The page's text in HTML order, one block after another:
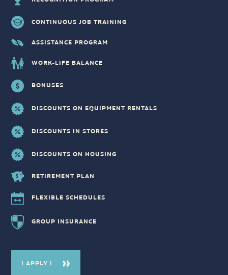
CONTINUOUS JOB TRAINING
ASSISTANCE PROGRAM
WORK-LIFE BALANCE
BONUSES
DISCOUNTS ON EQUIPMENT RENTALS
DISCOUNTS IN STORES
DISCOUNTS ON HOUSING
RETIREMENT PLAN
FLEXIBLE SCHEDULES
GROUP INSURANCE
I APPLY !